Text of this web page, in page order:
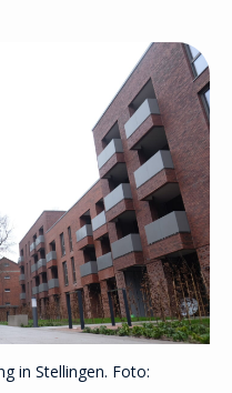
in Stellingen. Foto: